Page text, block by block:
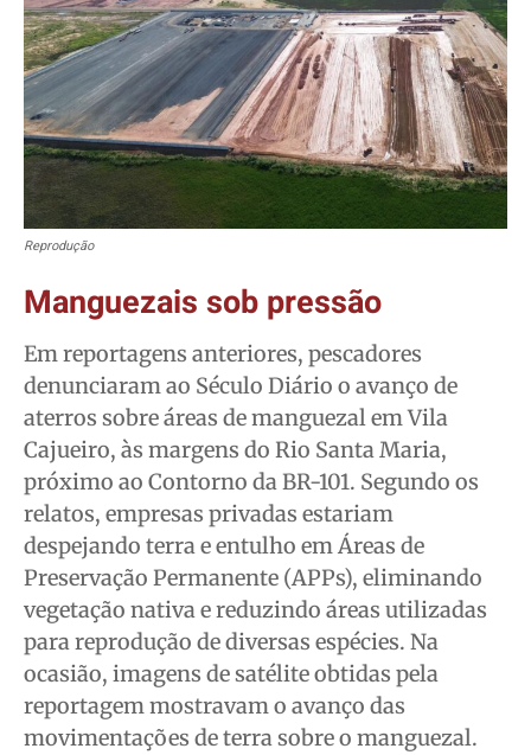
Reprodução
Manguezais sob pressão
Em reportagens anteriores, pescadores
denunciaram ao Século Diário o avanço de
aterros sobre áreas de manguezal em Vila
Cajueiro, às margens do Rio Santa Maria,
próximo ao Contorno da BR-101. Segundo os
relatos, empresas privadas estariam
despejando terra e entulho em Áreas de
Preservação Permanente (APPs), eliminando
vegetação nativa e reduzindo áreas utilizadas
para reprodução de diversas espécies. Na
ocasião, imagens de satélite obtidas pela
reportagem mostravam o avanço das
movimentações de terra sobre o manguezal.